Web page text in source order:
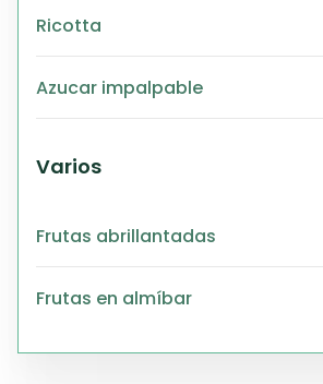
Ricotta
Azucar impalpable
Varios
Frutas abrillantadas
Frutas en almíbar